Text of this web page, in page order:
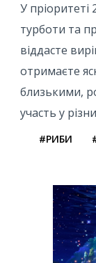
У пріоритеті
турботи та
віддасте
отримаєте
близькими,
участь у
#РИБИ